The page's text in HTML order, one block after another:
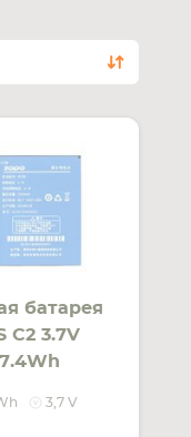
батарея
C2 3.7V
3,7 V